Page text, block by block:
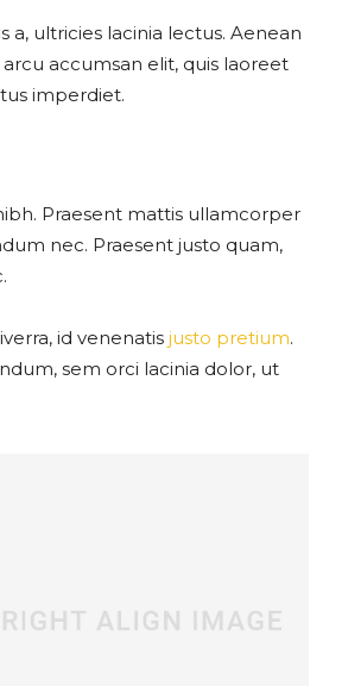
a, ultricies lacinia lectus. Aenean
arcu accumsan elit, quis laoreet
imperdiet.
Praesent mattis ullamcorper
nec. Praesent justo quam,
id venenatis justo pretium.
sem orci lacinia dolor, ut